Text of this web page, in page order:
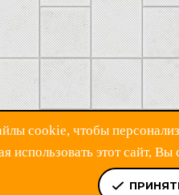
УСЛОВИЯ И ПРАВИЛА
cookie, чтобы
использовать этот сайт,